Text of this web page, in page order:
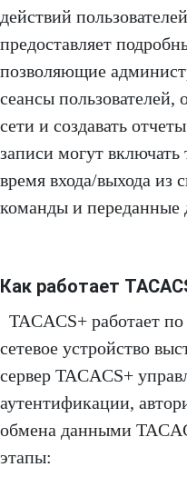
действий
предоставляет
позволяющие
сеансы пользователей,
сети и создавать
записи могут
время входа/выхода из
команды и переданные
Как работает
TACACS+ работает
сетевое устройство
сервер TACACS+
аутентификации,
обмена данными
этапы: